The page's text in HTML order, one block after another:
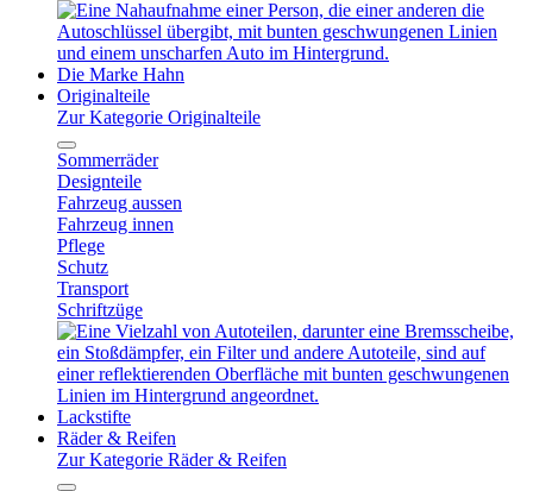
Die Marke Hahn
Originalteile
Zur Kategorie Originalteile
Sommerräder
Designteile
Fahrzeug aussen
Fahrzeug innen
Pflege
Schutz
Transport
Schriftzüge
Lackstifte
Räder & Reifen
Zur Kategorie Räder & Reifen